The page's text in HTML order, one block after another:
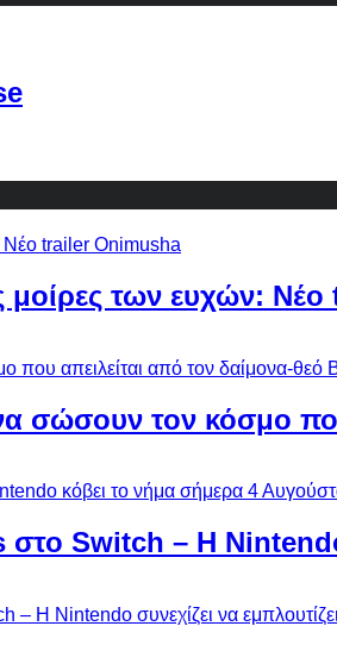
μοίρες των ευχών:
σώσουν τον κόσμο
στο Switch – Η